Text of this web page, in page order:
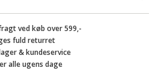
ved køb over 599,-
fuld returret
& kundeservice
alle ugens dage